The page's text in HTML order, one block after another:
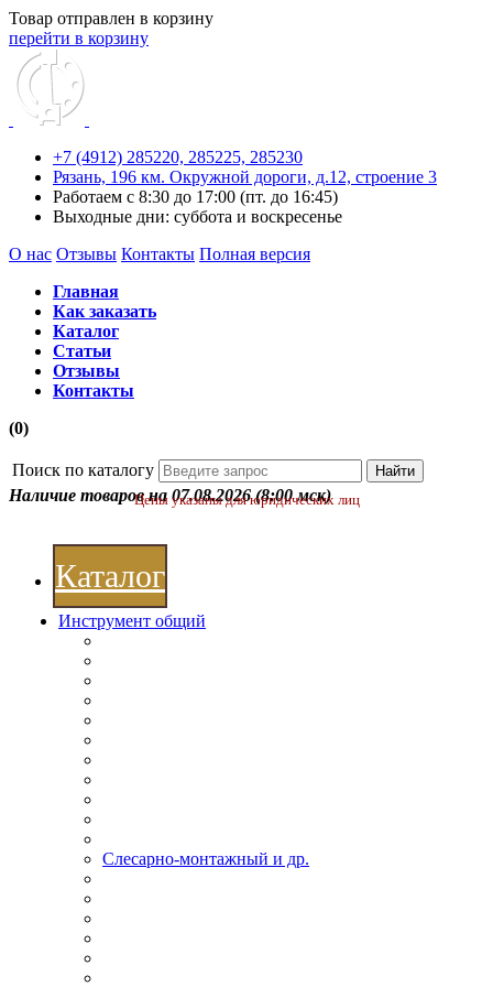
Товар отправлен в корзину
перейти в корзину
+7 (4912) 285220, 285225, 285230
Рязань, 196 км. Окружной дороги, д.12, строение 3
Работаем с 8:30 до 17:00 (пт. до 16:45)
Выходные дни: суббота и воскресенье
О нас Отзывы Контакты Полная версия
Главная
Как заказать
Каталог
Статьи
Отзывы
Контакты
(0)
Поиск по каталогу
Наличие товаров на 07.08.2026 (8:00 мск)
Цены указаны для юридических лиц
Каталог
Инструмент общий
Слесарно-монтажный и др.